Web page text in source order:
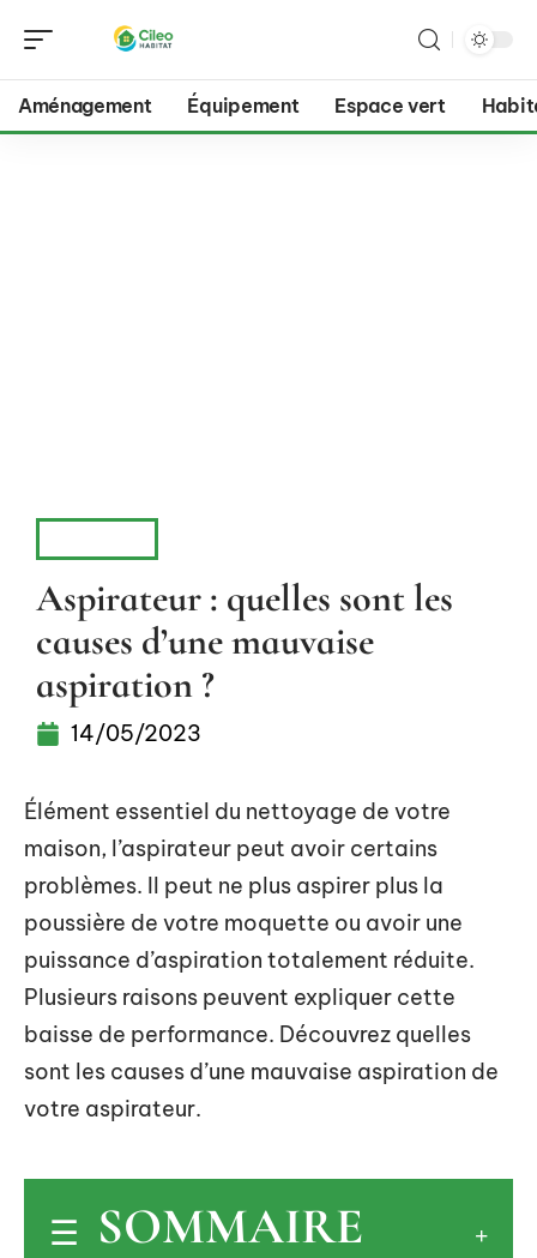
Aménagement Équipement Espace vert
Aspirateur : quelles sont les
causes d’une mauvaise
aspiration ?
14/05/2023
Élément essentiel du nettoyage de votre
maison, l’aspirateur peut avoir certains
problèmes. Il peut ne plus aspirer plus la
poussière de votre moquette ou avoir une
puissance d’aspiration totalement réduite.
Plusieurs raisons peuvent expliquer cette
baisse de performance. Découvrez quelles
sont les causes d’une mauvaise aspiration de
votre aspirateur.
SOMMAIRE